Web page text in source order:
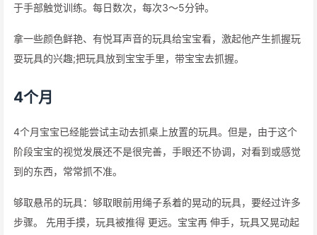
于手部触觉训练。每日数次，每次3～5分钟。
拿一些颜色鲜艳、有悦耳声音的玩具给宝宝看，激起他产生抓握玩
耍玩具的兴趣;把玩具放到宝宝手里，带宝宝去抓握。
4个月
4个月宝宝已经能尝试主动去抓桌上放置的玩具。但是，由于这个
阶段宝宝的视觉发展还不是很完善，手眼还不协调，对看到或感觉
到的东西，常常抓不准。
够取悬吊的玩具：够取眼前用绳子系着的晃动的玩具，要经过许多
步骤。 先用手摸，玩具被推得 更远。宝宝再 伸手，玩具又晃动起